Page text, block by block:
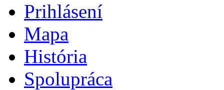
Prihlásení
Mapa
História
Spolupráca